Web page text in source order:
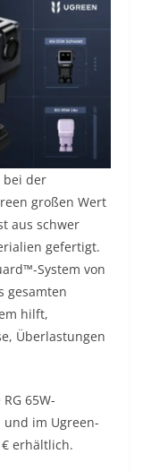
bei der
großen Wert
aus schwer
gefertigt.
System von
gesamten
hilft,
Überlastungen
65W-
im Ugreen-
€ erhältlich.